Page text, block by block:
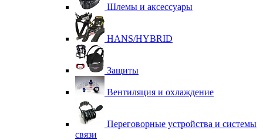
Шлемы и аксессуары
HANS/HYBRID
Защиты
Вентиляция и охлаждение
Переговорные устройства и системы
связи